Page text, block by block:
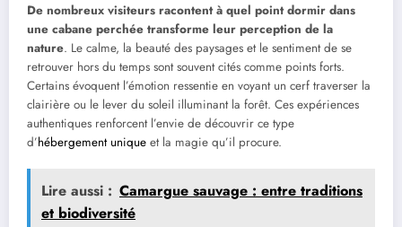
De nombreux visiteurs racontent à quel point dormir dans
une cabane perchée transforme leur perception de la
nature. Le calme, la beauté des paysages et le sentiment de se
retrouver hors du temps sont souvent cités comme points forts.
Certains évoquent l’émotion ressentie en voyant un cerf traverser la
clairière ou le lever du soleil illuminant la forêt. Ces expériences
authentiques renforcent l’envie de découvrir ce type
d’hébergement unique et la magie qu’il procure.
Lire aussi : Camargue sauvage : entre traditions
et biodiversité